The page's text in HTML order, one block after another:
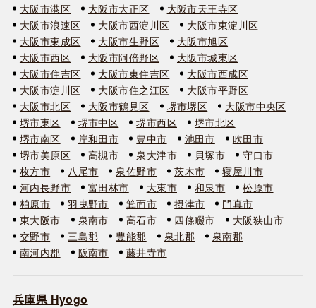
大阪市港区
大阪市大正区
大阪市天王寺区
大阪市浪速区
大阪市西淀川区
大阪市東淀川区
大阪市東成区
大阪市生野区
大阪市旭区
大阪市西区
大阪市阿倍野区
大阪市城東区
大阪市住吉区
大阪市東住吉区
大阪市西成区
大阪市淀川区
大阪市住之江区
大阪市平野区
大阪市北区
大阪市鶴見区 堺市堺区
大阪市中央区
堺市東区
堺市中区 堺市西区
堺市北区
堺市南区
岸和田市 豊中市 池田市
吹田市
堺市美原区
高槻市 泉大津市 貝塚市
守口市
枚方市
八尾市 泉佐野市 茨木市
寝屋川市
河内長野市
富田林市 大東市 和泉市
松原市
柏原市
羽曳野市 箕面市 摂津市
門真市
東大阪市
泉南市 高石市 四條畷市
大阪狭山市
交野市
三島郡 豊能郡 泉北郡
泉南郡
南河内郡
阪南市 藤井寺市
兵庫県 Hyogo